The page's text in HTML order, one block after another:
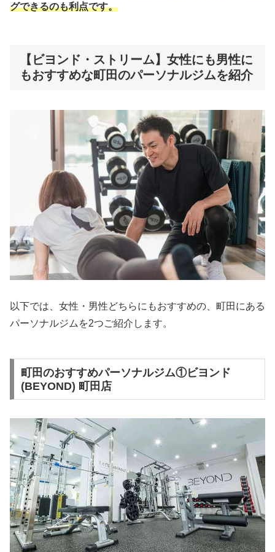
グできるのも利点です。
【ビヨンド・ストリーム】女性にも男性に
もおすすめな町田のパーソナルジムを紹介
以下では、女性・男性どちらにもおすすめの、町田にある
パーソナルジムを2つご紹介します。
町田のおすすめパーソナルジム①ビヨンド
(BEYOND) 町田店